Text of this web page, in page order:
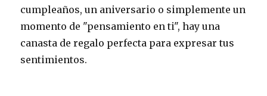
cumpleaños, un aniversario o simplemente un
momento de "pensamiento en ti", hay una
canasta de regalo perfecta para expresar tus
sentimientos.